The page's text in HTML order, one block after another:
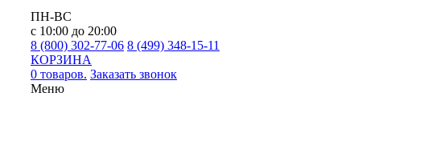
ПН-ВС
с 10:00 до 20:00
8 (800) 302-77-06 8 (499) 348-15-11
КОРЗИНА
0 товаров. Заказать звонок
Меню